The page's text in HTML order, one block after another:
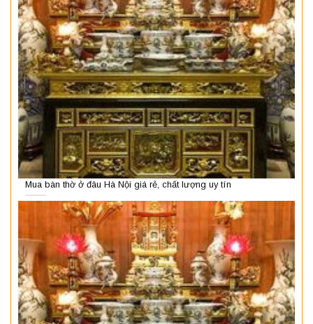
Mua bàn thờ ở đâu Hà Nội giá rẻ, chất lượng uy tín